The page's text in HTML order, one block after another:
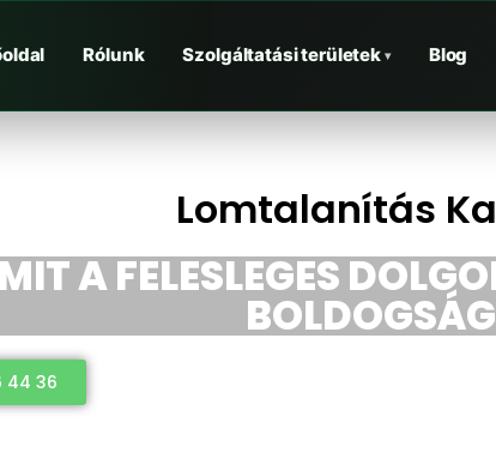
Rólunk Szolgáltatási területek ▾ Blog
Lomtalanítás
A FELESLEGES
44 36